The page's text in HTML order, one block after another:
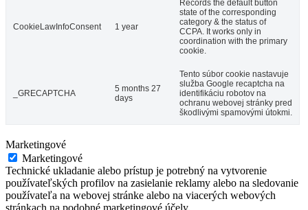
CookieLawInfoConsent 1 year
Records the default button
state of the corresponding
category & the status of
CCPA. It works only in
coordination with the primary
cookie.
_GRECAPTCHA
5 months 27
days
Tento súbor cookie nastavuje
služba Google recaptcha na
identifikáciu robotov na
ochranu webovej stránky pred
škodlivými spamovými útokmi.
Marketingové
Marketingové
Technické ukladanie alebo prístup je potrebný na vytvorenie
používateľských profilov na zasielanie reklamy alebo na sledovanie
používateľa na webovej stránke alebo na viacerých webových